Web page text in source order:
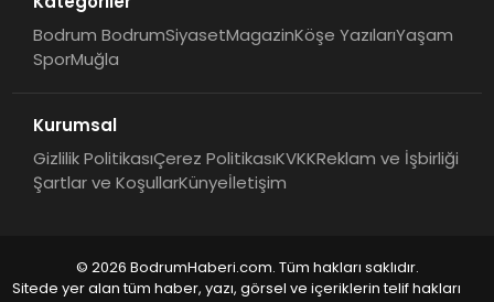
Bodrum BodrumSiyasetMagazinKöşe YazılarıYaşam
SporMuğla
Kurumsal
Gizlilik PolitikasıÇerez PolitikasıKVKKReklam ve İşbirliği
Şartlar ve KoşullarKünyeİletişim
© 2026 BodrumHaberi.com. Tüm hakları saklıdır.
Sitede yer alan tüm haber, yazı, görsel ve içeriklerin telif hakları